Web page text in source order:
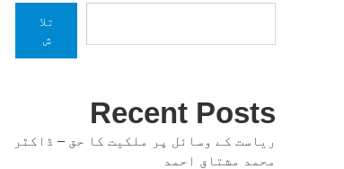
تلا
ش
Recent Posts
ریاست کے وسائل پر ملکیت کا حق – ڈاکٹر
محمد مشتاق احمد